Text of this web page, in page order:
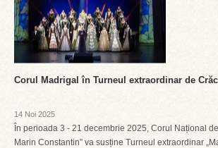
Corul Madrigal în Turneul extraordinar de
14 Noi 2025
În perioada 3 - 21 decembrie 2025, Corul Național
Marin Constantin” va susține Turneul extraordinar